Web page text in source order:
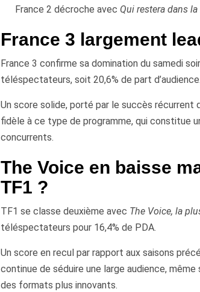
France 2 décroche avec Qui restera dans
France 3 largement
France 3 confirme sa domination du samedi
téléspectateurs, soit 20,6% de part d’audience.
Un score solide, porté par le succès
fidèle à ce type de programme, qui constitue
concurrents.
The Voice en baisse
TF1 ?
TF1 se classe deuxième avec The Voice, la
téléspectateurs pour 16,4% de PDA.
Un score en recul par rapport aux saisons
continue de séduire une large audience,
des formats plus innovants.